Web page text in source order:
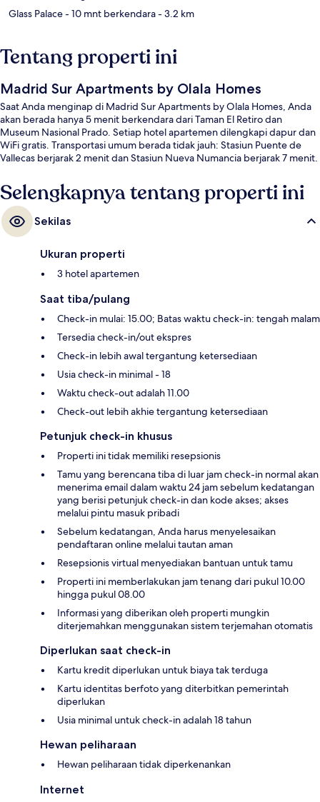
Glass Palace- 10 mnt berkendara- 3.2 km
Tentang properti ini
Madrid Sur Apartments by Olala Homes
Saat Anda menginap di Madrid Sur Apartments by Olala Homes, Anda
akan berada hanya 5 menit berkendara dari Taman El Retiro dan
Museum Nasional Prado. Setiap hotel apartemen dilengkapi dapur dan
WiFi gratis. Transportasi umum berada tidak jauh: Stasiun Puente de
Vallecas berjarak 2 menit dan Stasiun Nueva Numancia berjarak 7 menit.
Selengkapnya tentang properti ini
Sekilas
Ukuran properti
3 hotel apartemen
Saat tiba/pulang
Check-in mulai: 15.00; Batas waktu check-in: tengah malam
Tersedia check-in/out ekspres
Check-in lebih awal tergantung ketersediaan
Usia check-in minimal - 18
Waktu check-out adalah 11.00
Check-out lebih akhie tergantung ketersediaan
Petunjuk check-in khusus
Properti ini tidak memiliki resepsionis
Tamu yang berencana tiba di luar jam check-in normal akan
menerima email dalam waktu 24 jam sebelum kedatangan
yang berisi petunjuk check-in dan kode akses; akses
melalui pintu masuk pribadi
Sebelum kedatangan, Anda harus menyelesaikan
pendaftaran online melalui tautan aman
Resepsionis virtual menyediakan bantuan untuk tamu
Properti ini memberlakukan jam tenang dari pukul 10.00
hingga pukul 08.00
Informasi yang diberikan oleh properti mungkin
diterjemahkan menggunakan sistem terjemahan otomatis
Diperlukan saat check-in
Kartu kredit diperlukan untuk biaya tak terduga
Kartu identitas berfoto yang diterbitkan pemerintah
diperlukan
Usia minimal untuk check-in adalah 18 tahun
Hewan peliharaan
Hewan peliharaan tidak diperkenankan
Internet